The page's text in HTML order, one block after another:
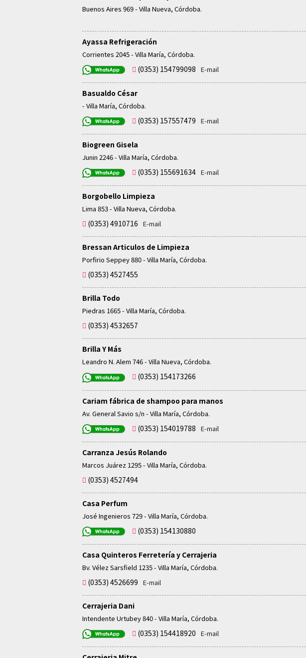
Buenos Aires 969 - Villa Nueva, Córdoba.
Ayassa Refrigeración
Corrientes 2045 - Villa María, Córdoba.
(0353) 154799098 E-mail
Basualdo César
- Villa María, Córdoba.
(0353) 157557479 E-mail
Biogreen Gisela
Junin 2246 - Villa María, Córdoba.
(0353) 155691634 E-mail
Borgobello Limpieza
Lima 853 - Villa Nueva, Córdoba.
(0353) 4910716 E-mail
Bressan Articulos de Limpieza
Porfirio Seppey 880 - Villa María, Córdoba.
(0353) 4527455
Brilla Todo
Piedras 1665 - Villa María, Córdoba.
(0353) 4532657
Brilla Y Más
Leandro N. Alem 746 - Villa Nueva, Córdoba.
(0353) 154173266
Cariam fábrica de shampoo para manos
Av. General Savio s/n - Villa María, Córdoba.
(0353) 154019788 E-mail
Carranza Jesús Rolando
Marcos Juárez 1295 - Villa María, Córdoba.
(0353) 4527494
Casa Perfum
José Ingenieros 729 - Villa María, Córdoba.
(0353) 154130880
Casa Quinteros Ferretería y Cerrajeria
Bv. Vélez Sarsfield 1235 - Villa María, Córdoba.
(0353) 4526699 E-mail
Cerrajeria Dani
Intendente Urtubey 840 - Villa María, Córdoba.
(0353) 154418920 E-mail